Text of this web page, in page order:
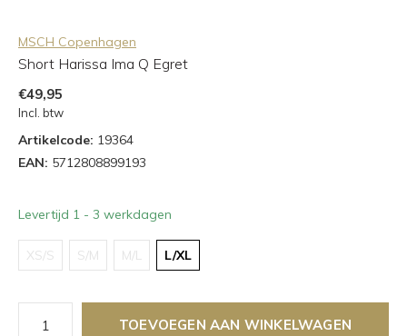
MSCH Copenhagen
Short Harissa Ima Q Egret
€49,95
Incl. btw
Artikelcode: 19364
EAN: 5712808899193
Levertijd 1 - 3 werkdagen
XS/S S/M M/L L/XL
TOEVOEGEN AAN WINKELWAGEN